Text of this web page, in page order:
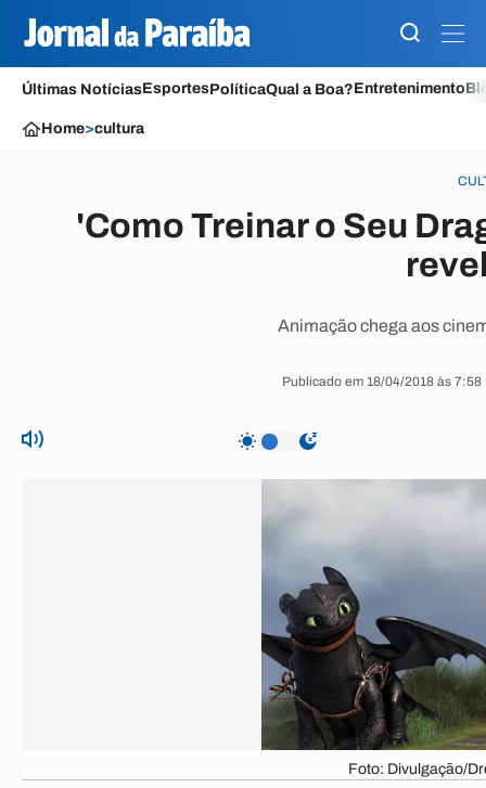
Últimas NotíciasEsportesPolíticaQual a Boa?Entretenimento
Home>cultura
'Como Treinar o Seu
Animação chega aos
Publicado em 18/04/2018 às
Foto: Divulgação/